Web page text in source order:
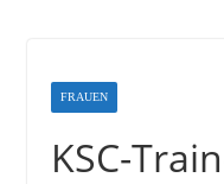
FRAUEN
KSC-